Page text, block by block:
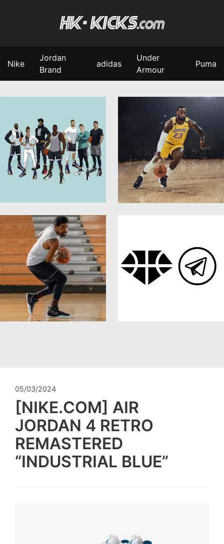
Nike
Jordan
Brand
adidas
Under
Armour
Puma
05/03/2024
[NIKE.COM] AIR
JORDAN 4 RETRO
REMASTERED
“INDUSTRIAL BLUE”